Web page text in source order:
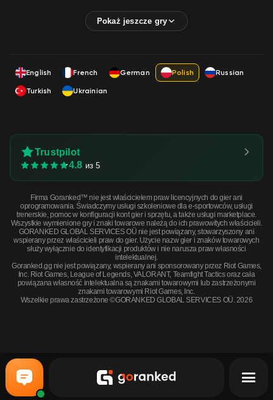
English French German Polish
Russian
Turkish
Ukrainian
Trustpilot
4.8 из 5
Firma Goranked™ nie jest właścicielem praw licencyjnych do gier ani
oprogramowania. Świadczymy usługi szkoleniowe dla e-sportowców, usługi
trenerskie, pomoc w konfiguracji kont gier i sprzętu, a także usługi marketplace.
Wszystkie wymienione gry i znaki towarowe należą do ich prawowitych właścicieli.
GORANKED GLOBAL SERVICES OÜ nie jest powiązany, stowarzyszony ani
wspierany przez właścicieli praw do gier. Użycie nazw gier i znaków towarowych
służy wyłącznie do identyfikacji produktów i nie narusza praw własności
intelektualnej.
Goranked.gg nie jest powiązany, wspierany ani sponsorowany przez Riot Games,
Inc. Riot Games, League of Legends, VALORANT, Teamfight Tactics oraz cała
powiązana własność intelektualna są znakami towarowymi lub zastrzeżonymi
znakami towarowymi Riot Games, Inc.
Wszelkie prawa zastrzeżone ©GORANKED GLOBAL SERVICES OÜ. 2026